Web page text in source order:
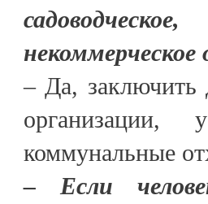
– Да, заключить
организации,
коммунальные
– Если